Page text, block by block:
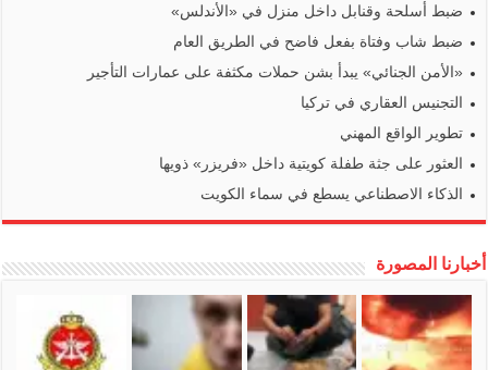
ضبط أسلحة وقنابل داخل منزل في «الأندلس»
ضبط شاب وفتاة بفعل فاضح في الطريق العام
«الأمن الجنائي» يبدأ بشن حملات مكثفة على عمارات التأجير
التجنيس العقاري في تركيا
تطوير الواقع المهني
العثور على جثة طفلة كويتية داخل «فريزر» ذويها
الذكاء الاصطناعي يسطع في سماء الكويت
أخبارنا المصورة